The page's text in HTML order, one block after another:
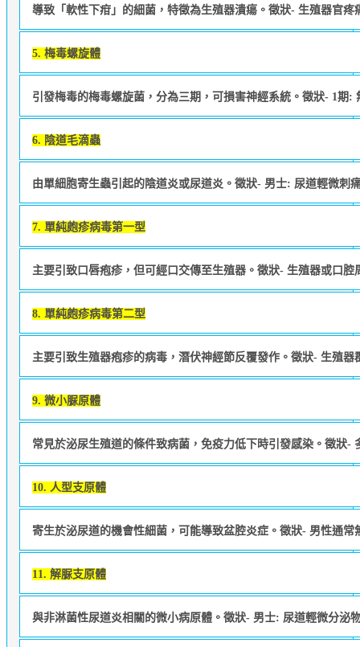
導致「軟性下疳」的細菌，特徵為生殖器潰瘍。徵狀- 生殖器官
5. 梅毒螺旋體
引發梅毒的梅毒螺旋菌，分為三期，可損害神經系統。徵狀- 1期
6. 陰道毛滴蟲
由單細胞寄生蟲引起的陰道炎或尿道炎。徵狀- 男士: 尿道輕微刺
7. 單純皰疹病毒第一型
主要引致口唇疱疹，但可經口交傳至生殖器。徵狀- 生殖器或口
8. 單純皰疹病毒第二型
主要引致生殖器疱疹的病毒，潛伏神經節反覆發作。徵狀- 生殖
9. 微小脲原體
常見於泌尿生殖道的條件致病菌，免疫力低下時引發感染。徵狀-
10. 人型支原體
寄生於泌尿道的機會性細菌，可能導致盆腔炎症。徵狀- 男性通
11. 解脲支原體
與非淋菌性尿道炎相關的微小病原體。徵狀- 男士: 尿道輕微分泌